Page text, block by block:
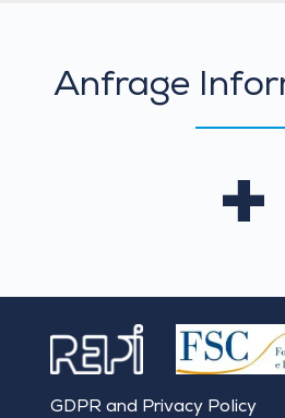
Anfrage
Informationen
Anfrage
+
GDPR and Privacy Policy